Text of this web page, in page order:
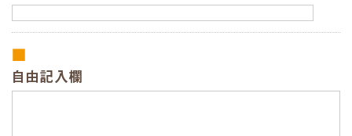
自由記入欄